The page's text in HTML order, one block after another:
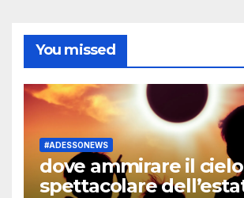
You missed
#ADESSONEWS
dove ammirare il
spettacolare